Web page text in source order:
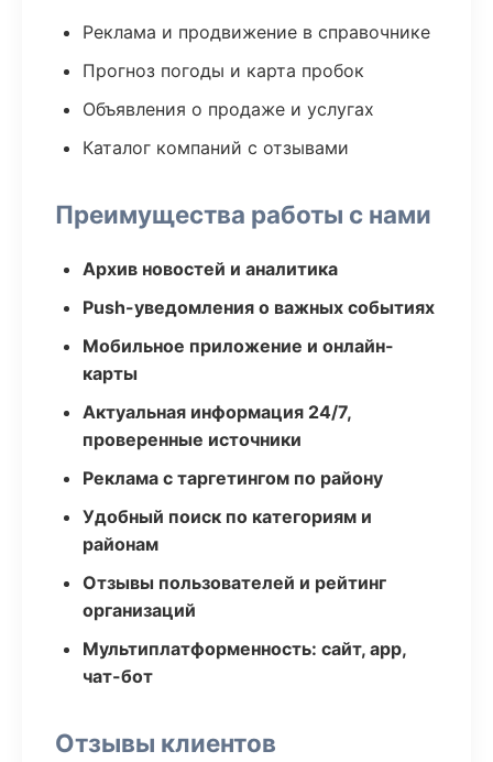
Реклама и продвижение в справочнике
Прогноз погоды и карта пробок
Объявления о продаже и услугах
Каталог компаний с отзывами
Преимущества работы с нами
Архив новостей и аналитика
Push-уведомления о важных событиях
Мобильное приложение и онлайн-
карты
Актуальная информация 24/7,
проверенные источники
Реклама с таргетингом по району
Удобный поиск по категориям и
районам
Отзывы пользователей и рейтинг
организаций
Мультиплатформенность: сайт, app,
чат-бот
Отзывы клиентов